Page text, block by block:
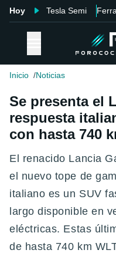
Hoy Tesla Semi
Inicio Noticias
Se presenta el
respuesta
con hasta 740
El renacido Lancia
el nuevo tope de
italiano es un SUV
largo disponible en
eléctricas. Estas
de hasta 740 km